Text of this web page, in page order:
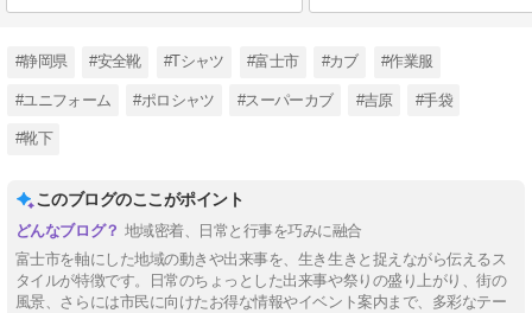
#静岡県 #安全靴 #Tシャツ #富士市 #カブ #作業服
#ユニフォーム #ポロシャツ #スーパーカブ #吉原 #手袋
#靴下
このブログのここがポイント
地域密着、日常と行事を巧みに融合
富士市を軸にした地域の動きや出来事を、生き生きと捉えながら伝えるス
タイルが特徴です。日常のちょっとした出来事や祭りの盛り上がり、街の
風景、さらには市民に向けたお得な情報やイベント案内まで、多彩なテー